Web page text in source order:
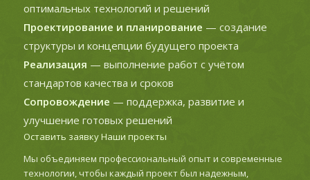
оптимальных технологий и решений
Проектирование и планирование — создание
структуры и концепции будущего проекта
Реализация — выполнение работ с учётом
стандартов качества и сроков
Сопровождение — поддержка, развитие и
улучшение готовых решений
Оставить заявкуНаши проекты
Мы объединяем профессиональный опыт и современные
технологии, чтобы каждый проект был надежным,